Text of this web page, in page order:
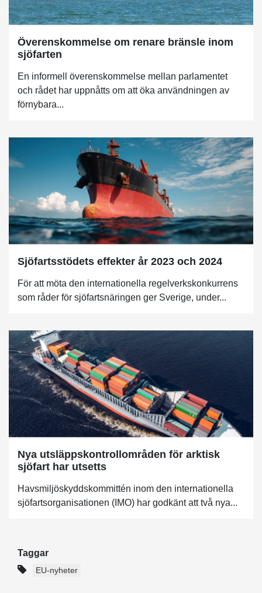
Överenskommelse om renare bränsle inom
sjöfarten
En informell överenskommelse mellan parlamentet
och rådet har uppnåtts om att öka användningen av
förnybara...
Sjöfartsstödets effekter år 2023 och 2024
För att möta den internationella regelverkskonkurrens
som råder för sjöfartsnäringen ger Sverige, under...
Nya utsläppskontrollområden för arktisk
sjöfart har utsetts
Havsmiljöskyddskommittén inom den internationella
sjöfartsorganisationen (IMO) har godkänt att två nya...
Taggar
EU-nyheter